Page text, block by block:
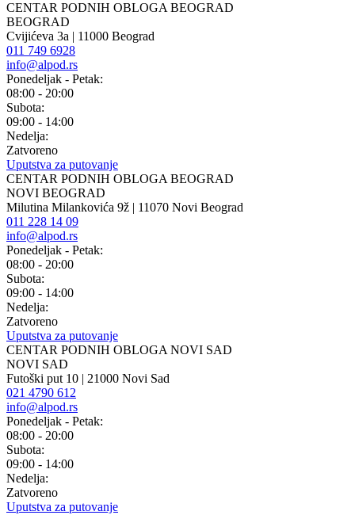
CENTAR PODNIH OBLOGA BEOGRAD
BEOGRAD
Cvijićeva 3a | 11000 Beograd
011 749 6928
info@alpod.rs
Ponedeljak - Petak:
08:00 - 20:00
Subota:
09:00 - 14:00
Nedelja:
Zatvoreno
Uputstva za putovanje
CENTAR PODNIH OBLOGA BEOGRAD
NOVI BEOGRAD
Milutina Milankovića 9ž | 11070 Novi Beograd
011 228 14 09
info@alpod.rs
Ponedeljak - Petak:
08:00 - 20:00
Subota:
09:00 - 14:00
Nedelja:
Zatvoreno
Uputstva za putovanje
CENTAR PODNIH OBLOGA NOVI SAD
NOVI SAD
Futoški put 10 | 21000 Novi Sad
021 4790 612
info@alpod.rs
Ponedeljak - Petak:
08:00 - 20:00
Subota:
09:00 - 14:00
Nedelja:
Zatvoreno
Uputstva za putovanje